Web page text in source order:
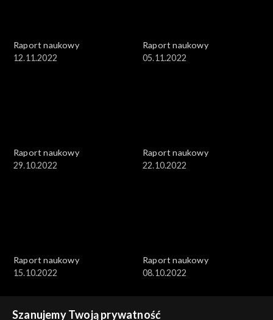
Raport naukowy
12.11.2022
Raport naukowy
05.11.2022
Raport naukowy
29.10.2022
Raport naukowy
22.10.2022
Raport naukowy
15.10.2022
Raport naukowy
08.10.2022
Rekomendowane dla Ciebie
Szanujemy Twoją prywatność